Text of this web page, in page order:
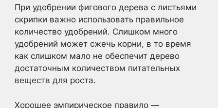
При удобрении фигового дерева с листьями
скрипки важно использовать правильное
количество удобрений. Слишком много
удобрений может сжечь корни, в то время
как слишком мало не обеспечит дерево
достаточным количеством питательных
веществ для роста.
Хорошее эмпирическое правило —